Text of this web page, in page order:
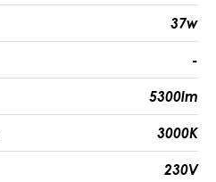
37w
-
5300lm
3000K
230V